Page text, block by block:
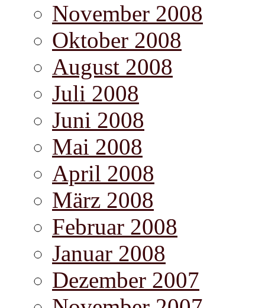
November 2008
Oktober 2008
August 2008
Juli 2008
Juni 2008
Mai 2008
April 2008
März 2008
Februar 2008
Januar 2008
Dezember 2007